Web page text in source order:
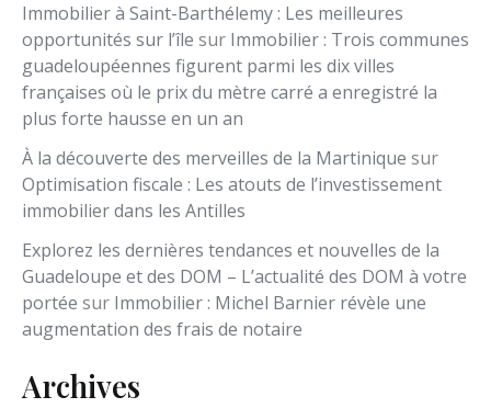
Immobilier à Saint-Barthélemy : Les meilleures
opportunités sur l’île sur Immobilier : Trois communes
guadeloupéennes figurent parmi les dix villes
françaises où le prix du mètre carré a enregistré la
plus forte hausse en un an
À la découverte des merveilles de la Martinique sur
Optimisation fiscale : Les atouts de l’investissement
immobilier dans les Antilles
Explorez les dernières tendances et nouvelles de la
Guadeloupe et des DOM – L’actualité des DOM à votre
portée sur Immobilier : Michel Barnier révèle une
augmentation des frais de notaire
Archives